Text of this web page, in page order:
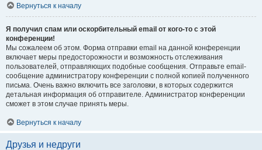
Вернуться к началу
Я получил спам или оскорбительный email от кого-то с этой
конференции!
Мы сожалеем об этом. Форма отправки email на данной конференции
включает меры предосторожности и возможность отслеживания
пользователей, отправляющих подобные сообщения. Отправьте email-
сообщение администратору конференции с полной копией полученного
письма. Очень важно включить все заголовки, в которых содержится
детальная информация об отправителе. Администратор конференции
сможет в этом случае принять меры.
Вернуться к началу
Друзья и недруги